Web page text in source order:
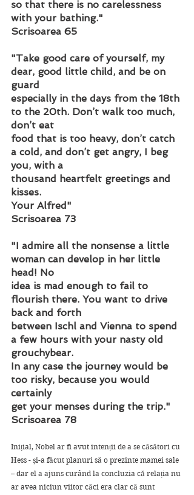
so that there is no carelessness
with your bathing."
Scrisoarea 65
"Take good care of yourself, my
dear, good little child, and be on
guard
especially in the days from the 18th
to the 20th. Don’t walk too much,
don’t eat
food that is too heavy, don’t catch
a cold, and don’t get angry, I beg
you, with a
thousand heartfelt greetings and
kisses.
Your Alfred"
Scrisoarea 73
"I admire all the nonsense a little
woman can develop in her little
head! No
idea is mad enough to fail to
flourish there. You want to drive
back and forth
between Ischl and Vienna to spend
a few hours with your nasty old
grouchybear.
In any case the journey would be
too risky, because you would
certainly
get your menses during the trip."
Scrisoarea 78
Inițial, Nobel ar fi avut intenții de a se căsători cu
Hess - și-a făcut planuri să o prezinte mamei sale
– dar el a ajuns curând la concluzia că relația nu
ar avea niciun viitor căci era clar că sunt